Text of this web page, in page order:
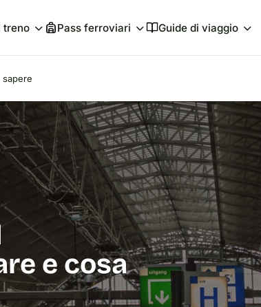
treno Pass ferroviari Guide di viaggio
sapere
e cosa